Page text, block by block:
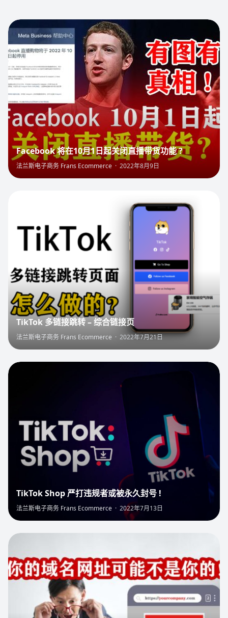
4
Facebook 将在10月1日起关闭直播带货功能 ?
法兰斯电子商务 Frans Ecommerce · 2022年8月9日
TikTok 多链接跳转 – 综合链接页
法兰斯电子商务 Frans Ecommerce · 2022年7月21日
TikTok Shop 严打违规者或被永久封号 !
法兰斯电子商务 Frans Ecommerce · 2022年7月13日